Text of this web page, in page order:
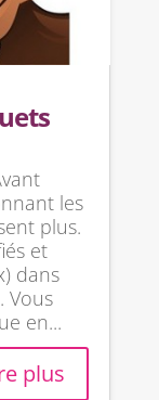
les
plus.
et
dans
Vous
en...
plus